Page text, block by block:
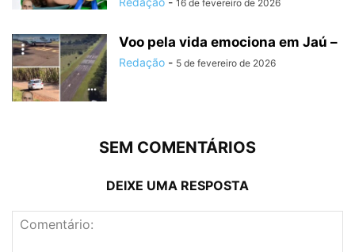
16 de fevereiro de 2026
Voo pela vida emociona em Jaú –
Redação - 5 de fevereiro de 2026
SEM COMENTÁRIOS
DEIXE UMA RESPOSTA